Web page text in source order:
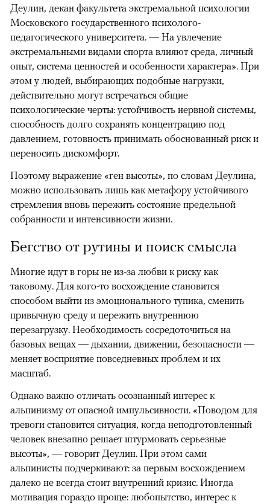
Деулин, декан факультета экстремальной психологии
Московского государственного психолого-
педагогического университета. — На увлечение
экстремальными видами спорта влияют среда, личный
опыт, система ценностей и особенности характера». При
этом у людей, выбирающих подобные нагрузки,
действительно могут встречаться общие
психологические черты: устойчивость нервной системы,
способность долго сохранять концентрацию под
давлением, готовность принимать обоснованный риск и
переносить дискомфорт.
Поэтому выражение «ген высоты», по словам Деулина,
можно использовать лишь как метафору устойчивого
стремления вновь пережить состояние предельной
собранности и интенсивности жизни.
Бегство от рутины и поиск смысла
Многие идут в горы не из-за любви к риску как
таковому. Для кого-то восхождение становится
способом выйти из эмоционального тупика, сменить
привычную среду и пережить внутреннюю
перезагрузку. Необходимость сосредоточиться на
базовых вещах — дыхании, движении, безопасности —
меняет восприятие повседневных проблем и их
масштаб.
Однако важно отличать осознанный интерес к
альпинизму от опасной импульсивности. «Поводом для
тревоги становится ситуация, когда неподготовленный
человек внезапно решает штурмовать серьезные
высоты», — говорит Деулин. При этом сами
альпинисты подчеркивают: за первым восхождением
далеко не всегда стоит внутренний кризис. Иногда
мотивация гораздо проще: любопытство, интерес к